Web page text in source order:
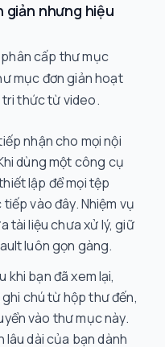
giản nhưng hiệu
cấp thư mục
mục đơn giản hoạt
tri thức từ video.
nhận cho mọi nội
dùng một công cụ
lập để mọi tệp
vào đây. Nhiệm vụ
tài liệu chưa xử lý, giữ
luôn gọn gàng.
khi bạn đã xem lại,
chú từ hộp thư đến,
vào thư mục này.
lâu dài của bạn dành